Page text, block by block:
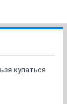
купаться